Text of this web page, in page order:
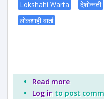
Lokshahi Warta देशोन्नती
लोकशाही वार्ता
Read moreabout
Log in to post